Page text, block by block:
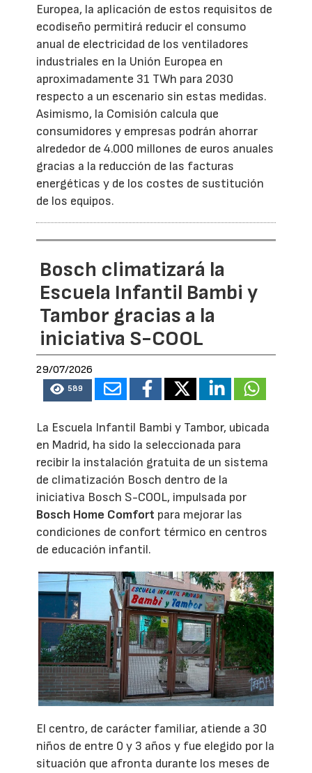
Europea, la aplicación de estos requisitos de
ecodiseño permitirá reducir el consumo
anual de electricidad de los ventiladores
industriales en la Unión Europea en
aproximadamente 31 TWh para 2030
respecto a un escenario sin estas medidas.
Asimismo, la Comisión calcula que
consumidores y empresas podrán ahorrar
alrededor de 4.000 millones de euros anuales
gracias a la reducción de las facturas
energéticas y de los costes de sustitución
de los equipos.
Bosch climatizará la
Escuela Infantil Bambi y
Tambor gracias a la
iniciativa S-COOL
29/07/2026
589
La Escuela Infantil Bambi y Tambor, ubicada
en Madrid, ha sido la seleccionada para
recibir la instalación gratuita de un sistema
de climatización Bosch dentro de la
iniciativa Bosch S-COOL, impulsada por
Bosch Home Comfort para mejorar las
condiciones de confort térmico en centros
de educación infantil.
El centro, de carácter familiar, atiende a 30
niños de entre 0 y 3 años y fue elegido por la
situación que afronta durante los meses de